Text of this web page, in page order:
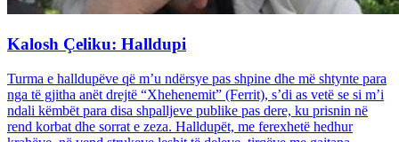
Kalosh Çeliku: Halldupi
Turma e halldupëve që m’u ndërsye pas shpine dhe më shtynte para
nga të gjitha anët drejtë “Xhehenemit” (Ferrit), s’di as vetë se si m’i
ndali këmbët para disa shpalljeve publike pas dere, ku prisnin në
rend korbat dhe sorrat e zeza. Halldupët, me ferexhetë hedhur